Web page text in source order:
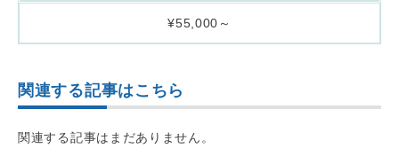
¥55,000～
関連する記事はこちら
関連する記事はまだありません。